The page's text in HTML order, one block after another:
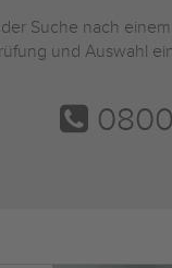
Suche nach einem
und Auswahl